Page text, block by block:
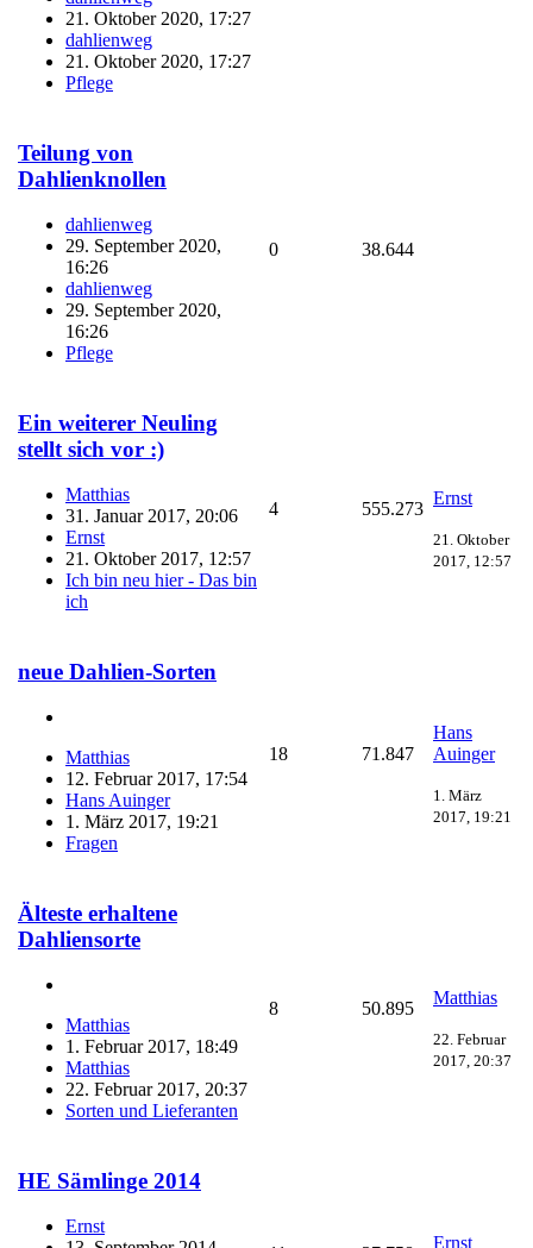
21. Oktober 2020, 17:27
dahlienweg
21. Oktober 2020, 17:27
Pflege
Teilung von
Dahlienknollen
dahlienweg
29. September 2020,
16:26
dahlienweg
29. September 2020,
16:26
Pflege
0 38.644
Ein weiterer Neuling
stellt sich vor :)
Matthias
31. Januar 2017, 20:06
Ernst
21. Oktober 2017, 12:57
Ich bin neu hier - Das bin
ich
4 555.273
Ernst
21. Oktober
2017, 12:57
neue Dahlien-Sorten
Matthias
12. Februar 2017, 17:54
Hans Auinger
1. März 2017, 19:21
Fragen
18 71.847
Hans
Auinger
1. März
2017, 19:21
Älteste erhaltene
Dahliensorte
Matthias
1. Februar 2017, 18:49
Matthias
22. Februar 2017, 20:37
Sorten und Lieferanten
8 50.895
Matthias
22. Februar
2017, 20:37
HE Sämlinge 2014
Ernst
Ernst